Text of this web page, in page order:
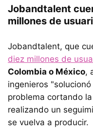
Jobandtalent
millones de
Jobandtalent, que
diez millones de
Colombia o México,
ingenieros
problema cortando
realizando un
se vuelva a producir.